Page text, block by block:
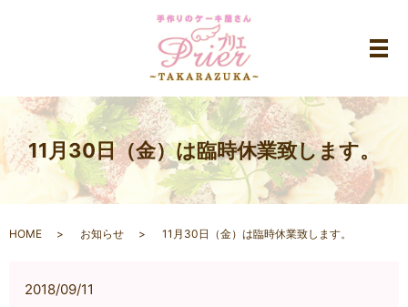
メ
11月30日（金）は臨時休業致します。
HOME お知らせ 11月30日（金）は臨時休業致します。
2018/09/11